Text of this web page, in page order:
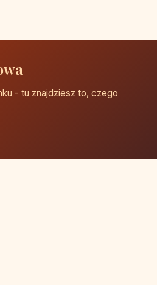
- tu znajdziesz to, czego